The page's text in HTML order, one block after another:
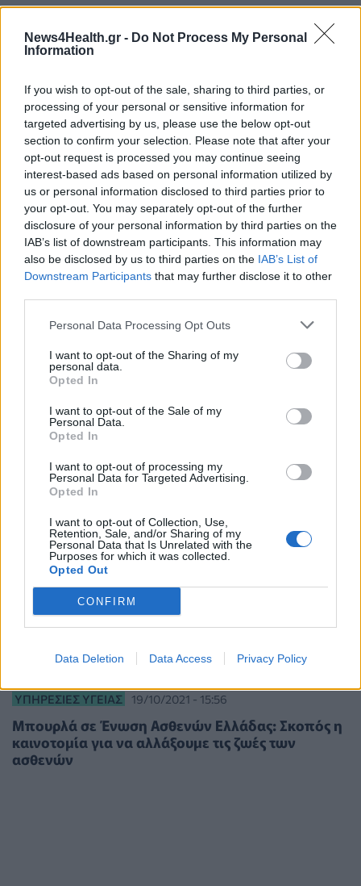
News4Health.gr - Do Not Process My Personal
Information
If you wish to opt-out of the sale, sharing to third parties, or
processing of your personal or sensitive information for
targeted advertising by us, please use the below opt-out
section to confirm your selection. Please note that after your
opt-out request is processed you may continue seeing
interest-based ads based on personal information utilized by
us or personal information disclosed to third parties prior to
your opt-out. You may separately opt-out of the further
disclosure of your personal information by third parties on the
IAB’s list of downstream participants. This information may
also be disclosed by us to third parties on the IAB’s List of
Downstream Participants that may further disclose it to other
Personal Data Processing Opt Outs
I want to opt-out of the Sharing of my
personal data.
Opted In
I want to opt-out of the Sale of my
Personal Data.
Opted In
I want to opt-out of processing my
Personal Data for Targeted Advertising.
Opted In
I want to opt-out of Collection, Use,
Retention, Sale, and/or Sharing of my
Personal Data that Is Unrelated with the
Purposes for which it was collected.
Opted Out
CONFIRM
Data Deletion Data Access Privacy Policy
Κορονοϊός: Έρχεται τέταρτη δόση και
μετά...ετήσιοι εμβολιασμοί
ΠΟΛΙΤΙΚΉ ΥΓΕΊΑΣ 10/12/2021 - 14:15
Αυτά τα άτομα είναι πρώτα στη λίστα για τέταρτη
ΥΠΗΡΕΣΊΕΣ ΥΓΕΊΑΣ 19/10/2021 - 15:56
Μπουρλά σε Ένωση Ασθενών Ελλάδας: Σκοπός η
καινοτομία για να αλλάξουμε τις ζωές των
ασθενών